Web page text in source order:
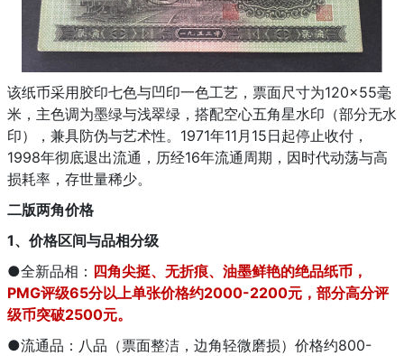
该纸币采用胶印七色与凹印一色工艺，票面尺寸为120×55毫
米，主色调为墨绿与浅翠绿，搭配空心五角星水印（部分无水
印），兼具防伪与艺术性。1971年11月15日起停止收付，
1998年彻底退出流通，历经16年流通周期，因时代动荡与高
损耗率，存世量稀少。
二版两角价格
1、价格区间与品相分级
●全新品相： 四角尖挺、无折痕、油墨鲜艳的绝品纸币，
PMG评级65分以上单张价格约2000-2200元，部分高分评
级币突破2500元。
●流通品：八品（票面整洁，边角轻微磨损）价格约800-